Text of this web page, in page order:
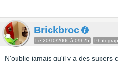
Brickbroc
Le 20/10/2006 à 09h25
N'oublie jamais qu'il y a des supers